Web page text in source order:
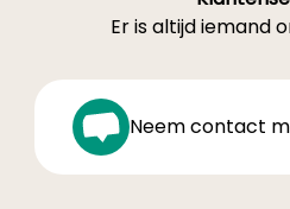
Er is altijd iemand
Neem contact